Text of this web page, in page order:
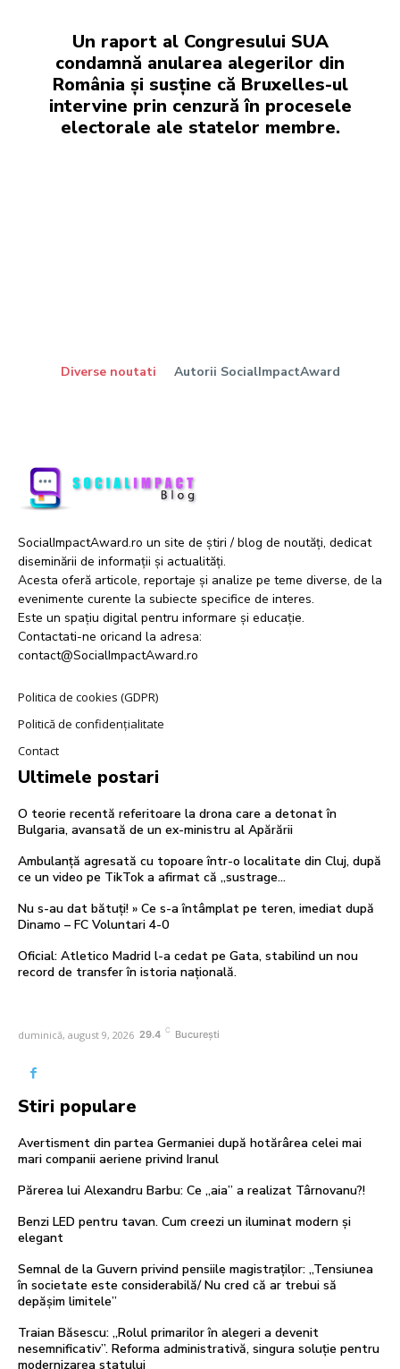
Un raport al Congresului SUA
condamnă anularea alegerilor din
România și susține că Bruxelles-ul
intervine prin cenzură în procesele
electorale ale statelor membre.
Diverse noutati Autorii SocialImpactAward
SocialImpactAward.ro un site de știri / blog de noutăți, dedicat
diseminării de informații și actualități.
Acesta oferă articole, reportaje și analize pe teme diverse, de la
evenimente curente la subiecte specifice de interes.
Este un spațiu digital pentru informare și educație.
Contactati-ne oricand la adresa:
contact@SocialImpactAward.ro
Politica de cookies (GDPR)
Politică de confidențialitate
Contact
Ultimele postari
O teorie recentă referitoare la drona care a detonat în
Bulgaria, avansată de un ex-ministru al Apărării
Ambulanță agresată cu topoare într-o localitate din Cluj, după
ce un video pe TikTok a afirmat că „sustrage…
Nu s-au dat bătuți! » Ce s-a întâmplat pe teren, imediat după
Dinamo – FC Voluntari 4-0
Oficial: Atletico Madrid l-a cedat pe Gata, stabilind un nou
record de transfer în istoria națională.
duminică, august 9, 2026 29.4 C București
Stiri populare
Avertisment din partea Germaniei după hotărârea celei mai
mari companii aeriene privind Iranul
Părerea lui Alexandru Barbu: Ce „aia” a realizat Târnovanu?!
Benzi LED pentru tavan. Cum creezi un iluminat modern și
elegant
Semnal de la Guvern privind pensiile magistraților: „Tensiunea
în societate este considerabilă/ Nu cred că ar trebui să
depășim limitele”
Traian Băsescu: „Rolul primarilor în alegeri a devenit
nesemnificativ”. Reforma administrativă, singura soluție pentru
modernizarea statului